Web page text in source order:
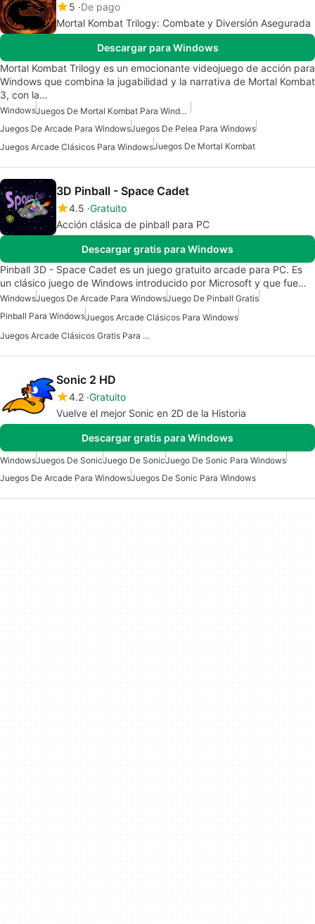
5 De pago
Mortal Kombat Trilogy: Combate y Diversión Asegurada
Descargar para Windows
Mortal Kombat Trilogy es un emocionante videojuego de acción para
Windows que combina la jugabilidad y la narrativa de Mortal Kombat
3, con la…
Windows
Juegos De Mortal Kombat Para Windows
Juegos De Arcade Para WindowsJuegos De Pelea Para Windows
Juegos Arcade Clásicos Para WindowsJuegos De Mortal Kombat
3D Pinball - Space Cadet
4.5 Gratuito
Acción clásica de pinball para PC
Descargar gratis para Windows
Pinball 3D - Space Cadet es un juego gratuito arcade para PC. Es
un clásico juego de Windows introducido por Microsoft y que fue…
WindowsJuegos De Arcade Para WindowsJuego De Pinball Gratis
Pinball Para WindowsJuegos Arcade Clásicos Para Windows
Juegos Arcade Clásicos Gratis Para Windows
Sonic 2 HD
4.2 Gratuito
Vuelve el mejor Sonic en 2D de la Historia
Descargar gratis para Windows
WindowsJuegos De SonicJuego De SonicJuego De Sonic Para Windows
Juegos De Arcade Para WindowsJuegos De Sonic Para Windows